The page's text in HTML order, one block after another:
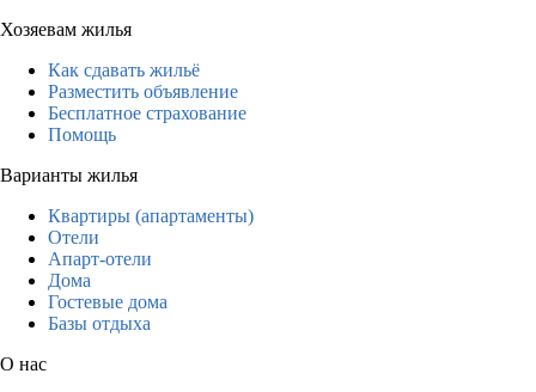
Хозяевам жилья
Как сдавать жильё
Разместить объявление
Бесплатное страхование
Помощь
Варианты жилья
Квартиры (апартаменты)
Отели
Апарт-отели
Дома
Гостевые дома
Базы отдыха
О нас